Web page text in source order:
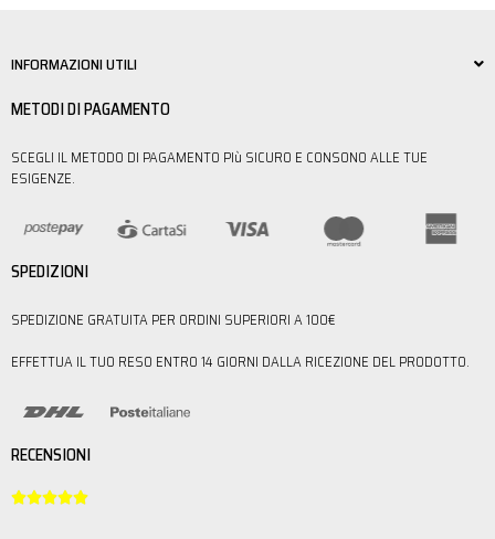
INFORMAZIONI UTILI
METODI DI PAGAMENTO
SCEGLI IL METODO DI PAGAMENTO PIù SICURO E CONSONO ALLE TUE
ESIGENZE.
SPEDIZIONI
SPEDIZIONE GRATUITA PER ORDINI SUPERIORI A 100€
EFFETTUA IL TUO RESO ENTRO 14 GIORNI DALLA RICEZIONE DEL PRODOTTO.
RECENSIONI
